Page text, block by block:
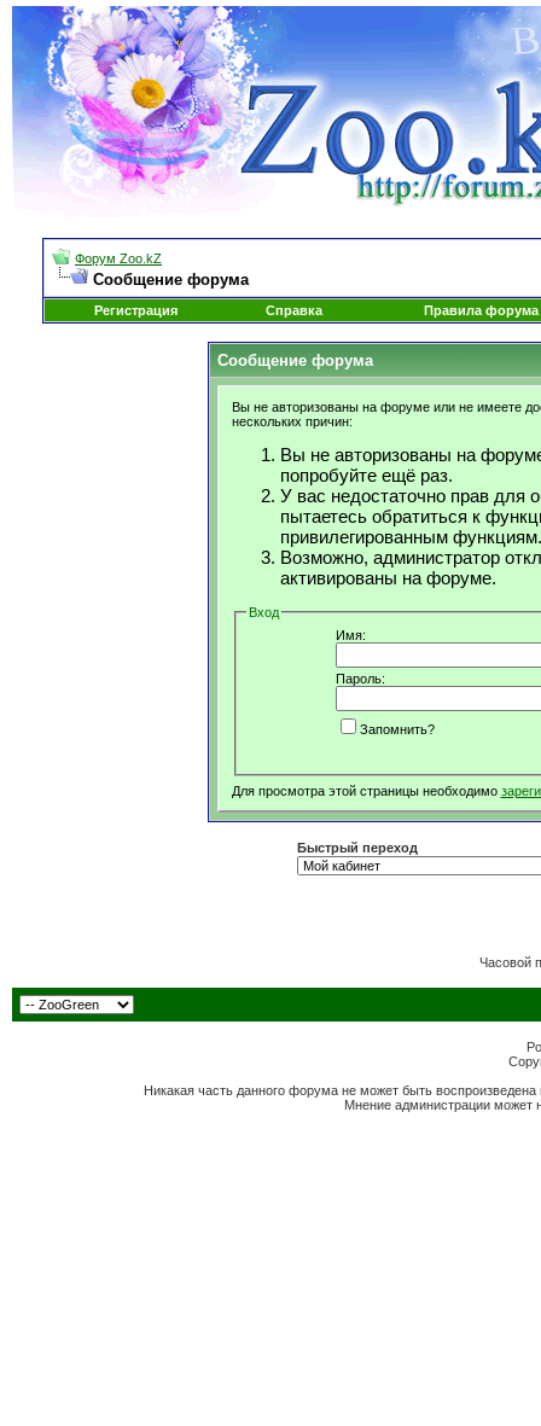
Форум Zoo.kZ
Сообщение форума
Регистрация Справка Правила форума
Сообщение форума
Вы не авторизованы на форуме или не имеете
нескольких причин:
Вы не авторизованы на
попробуйте ещё раз.
У вас недостаточно прав для
пытаетесь обратиться к
привилегированным функциям.
Возможно, администратор
активированы на форуме.
Вход
Имя:
Пароль:
Запомнить?
Для просмотра этой страницы необходимо
Быстрый переход
Часовой
Никакая часть данного форума не может быть
Мнение администрации может